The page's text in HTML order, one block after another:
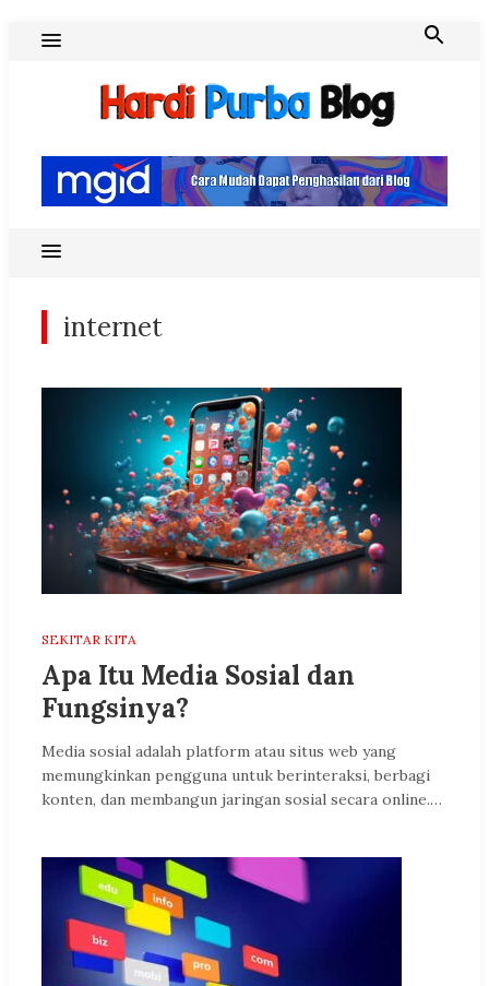
internet
SEKITAR KITA
Apa Itu Media Sosial dan
Fungsinya?
Media sosial adalah platform atau situs web yang
memungkinkan pengguna untuk berinteraksi, berbagi
konten, dan membangun jaringan sosial secara online.…